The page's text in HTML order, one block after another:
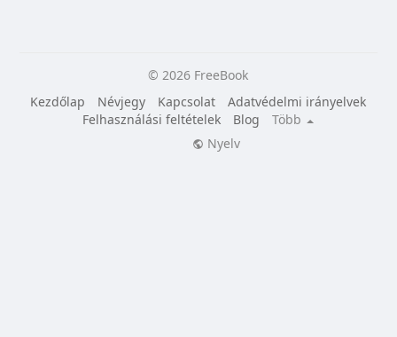
© 2026 FreeBook
Kezdőlap
Névjegy Kapcsolat
Adatvédelmi irányelvek
Felhasználási feltételek
Blog
Több
Nyelv